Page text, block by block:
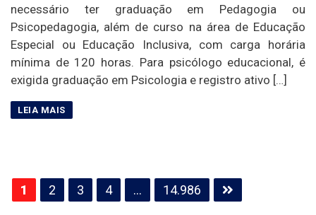
necessário ter graduação em Pedagogia ou
Psicopedagogia, além de curso na área de Educação
Especial ou Educação Inclusiva, com carga horária
mínima de 120 horas. Para psicólogo educacional, é
exigida graduação em Psicologia e registro ativo […]
Paginação
de
1 2 3 4 … 14.986